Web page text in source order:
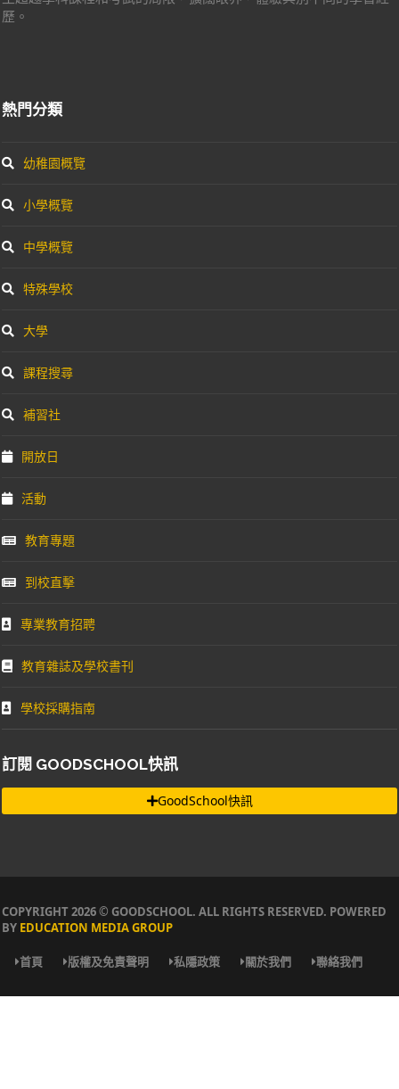
歷。
熱門分類
幼稚園概覽
小學概覽
中學概覽
特殊學校
大學
課程搜尋
補習社
開放日
活動
教育專題
到校直擊
專業教育招聘
教育雜誌及學校書刊
學校採購指南
訂閱 GOODSCHOOL快訊
GoodSchool快訊
COPYRIGHT 2026 © GOODSCHOOL. ALL RIGHTS RESERVED. POWERED
BY EDUCATION MEDIA GROUP
首頁 版權及免責聲明 私隱政策 關於我們 聯絡我們